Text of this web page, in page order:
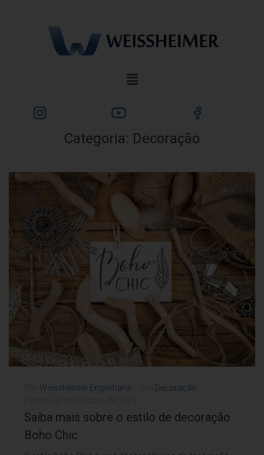
Categoria: Decoração
Weissheimer Engenharia
Decoração
Saiba mais sobre o estilo de decoração
Boho Chic